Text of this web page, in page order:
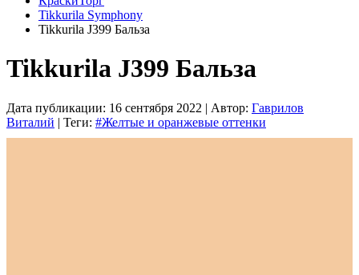
Tikkurila Symphony
Tikkurila J399 Бальза
Tikkurila J399 Бальза
Дата публикации: 16 сентября 2022 | Автор: Гаврилов
Виталий | Теги: #Желтые и оранжевые оттенки